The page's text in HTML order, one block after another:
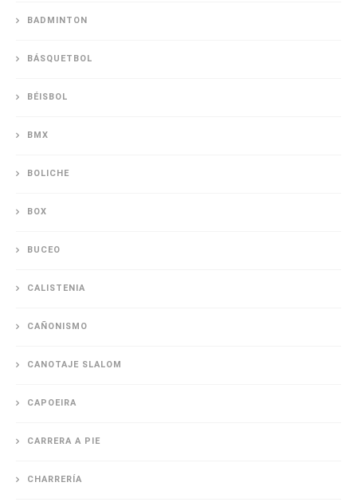
BADMINTON
BÁSQUETBOL
BÉISBOL
BMX
BOLICHE
BOX
BUCEO
CALISTENIA
CAÑONISMO
CANOTAJE SLALOM
CAPOEIRA
CARRERA A PIE
CHARRERÍA